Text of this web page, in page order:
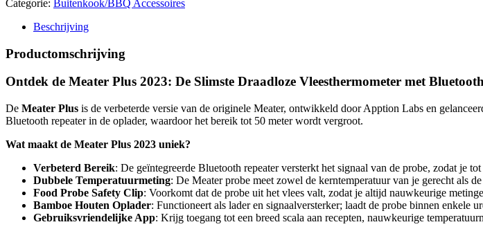
thermometer
(50m)
Categorie: Buitenkook/BBQ Accessoires
Beschrijving
Productomschrijving
Ontdek de Meater Plus 2023: De Slimste Draadloze Vleesthermometer met
De Meater Plus is de verbeterde versie van de originele Meater, ontwikkeld door Apption Labs en
Bluetooth repeater in de oplader, waardoor het bereik tot 50 meter wordt vergroot.
Wat maakt de Meater Plus 2023 uniek?
Verbeterd Bereik: De geïntegreerde Bluetooth repeater versterkt het signaal van de probe, zodat je
Dubbele Temperatuurmeting: De Meater probe meet zowel de kerntemperatuur van je gerecht als
Food Probe Safety Clip: Voorkomt dat de probe uit het vlees valt, zodat je altijd nauwkeurige
Bamboe Houten Oplader: Functioneert als lader en signaalversterker; laadt de probe binnen enkele
Gebruiksvriendelijke App: Krijg toegang tot een breed scala aan recepten, nauwkeurige